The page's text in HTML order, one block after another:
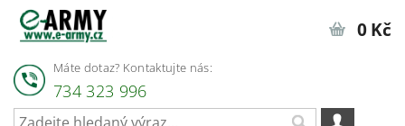
Máte dotaz? Kontaktujte nás:
734 323 996
0 Kč